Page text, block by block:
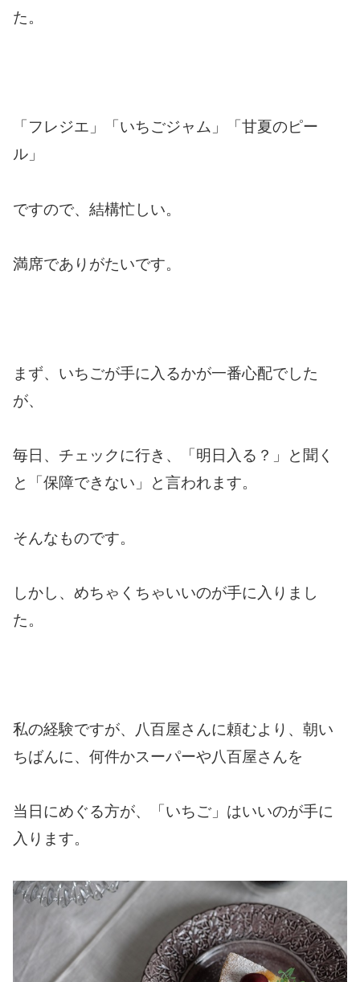
た。
「フレジエ」「いちごジャム」「甘夏のピー
ル」
ですので、結構忙しい。
満席でありがたいです。
まず、いちごが手に入るかが一番心配でした
が、
毎日、チェックに行き、「明日入る？」と聞く
と「保障できない」と言われます。
そんなものです。
しかし、めちゃくちゃいいのが手に入りまし
た。
私の経験ですが、八百屋さんに頼むより、朝い
ちばんに、何件かスーパーや八百屋さんを
当日にめぐる方が、「いちご」はいいのが手に
入ります。